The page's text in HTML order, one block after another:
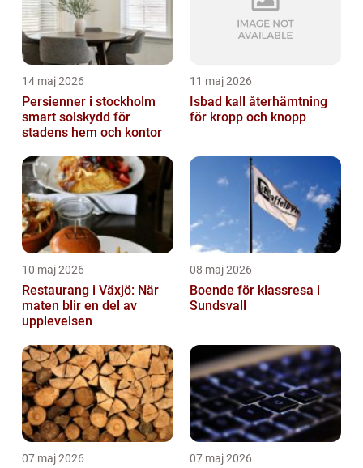
14 maj 2026
Persienner i stockholm
smart solskydd för
stadens hem och kontor
11 maj 2026
Isbad kall återhämtning
för kropp och knopp
10 maj 2026
Restaurang i Växjö: När
maten blir en del av
upplevelsen
08 maj 2026
Boende för klassresa i
Sundsvall
07 maj 2026 07 maj 2026